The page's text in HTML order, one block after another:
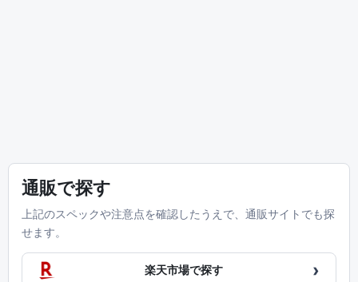
通販で探す
上記のスペックや注意点を確認したうえで、通販サイトでも探
せます。
楽天市場で探す ›